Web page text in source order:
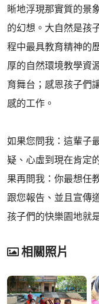
晰地浮現那實質的景
的幻想。大自然是孩
程中最具教育精神的
厚的自然環境教學資
育舞台；感恩孩子們
感的工作。
如果您問我：這輩子
疑、心虛到現在肯定
果再問我：你最想任
跟您報告、並且宣傳
孩子們的快樂園地就
相關照片